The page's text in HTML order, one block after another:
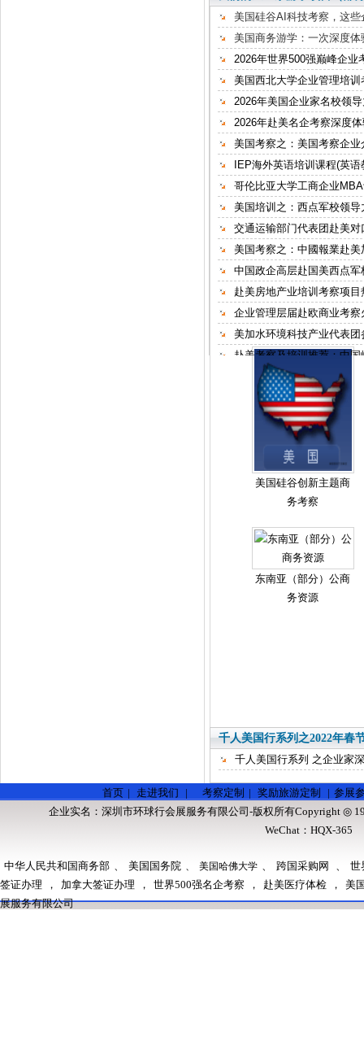
千人美国行系列之2022年春
千人美国行系列 之企业家
美国硅谷AI科技考察，这
美国商务游学：一次深度体
2026年世界500强巅峰企业
美国西北大学企业管理培训
2026年美国企业家名校领
2026年赴美名企考察深度
美国考察之：美国考察企业
IEP海外英语培训课程(英
哥伦比亚大学工商企业
美国培训之：西点军校领导
交通运输部门代表团赴美对
美国考察之：中國報業赴美
中国政企高层赴国美西点军
赴美房地产业培训考察项目
企业管理层届赴欧商业考察
美加水环境科技产业代表团
赴美考察及培训推荐：中
中国赴美英语教师培训考
美国硅谷创新主题商
务考察
东南亚（部分）公商
务资源
首页 | 走进我们 | 考察定制 | 奖励旅游定制 | 参展
企业实名：深圳市环球行会展服务有限公司-版权所有Copyright ◎
WeChat：HQX-
中华人民共和国商务部 美国国务院 、 美国哈佛大学 跨国采购网
世
签证办理
， 加拿大签证办理 ， 世界500强名企考察 ， 赴美医疗体检 ，
美
展服务有限公司